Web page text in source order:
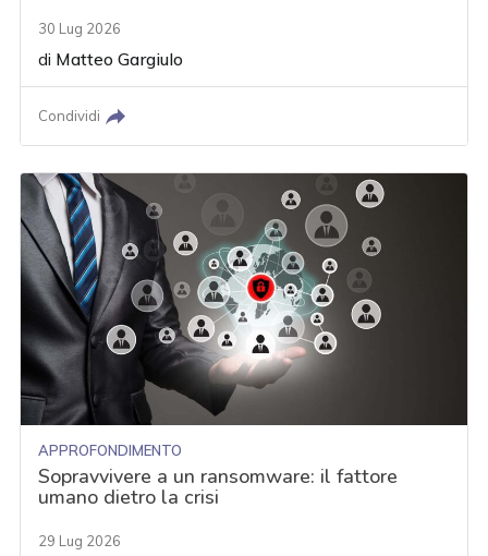
30 Lug 2026
di Matteo Gargiulo
Condividi
APPROFONDIMENTO
Sopravvivere a un ransomware: il fattore
umano dietro la crisi
29 Lug 2026